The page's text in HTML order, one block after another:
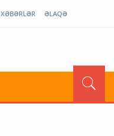
XƏBƏRLƏR ƏLAQƏ